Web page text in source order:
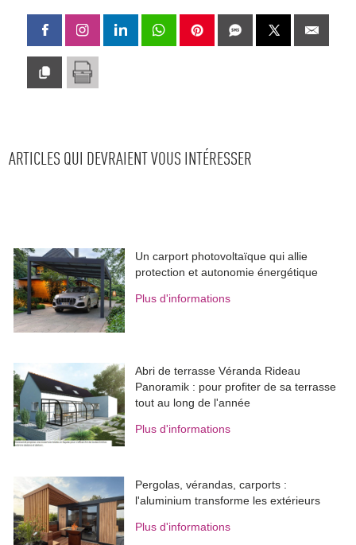
ARTICLES QUI DEVRAIENT VOUS INTÉRESSER
Un carport photovoltaïque qui allie
protection et autonomie énergétique
Plus d'informations
Abri de terrasse Véranda Rideau
Panoramik : pour profiter de sa terrasse
tout au long de l'année
Plus d'informations
Pergolas, vérandas, carports :
l'aluminium transforme les extérieurs
Plus d'informations